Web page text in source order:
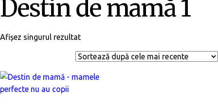
Destin de mamă 1
Afișez singurul rezultat